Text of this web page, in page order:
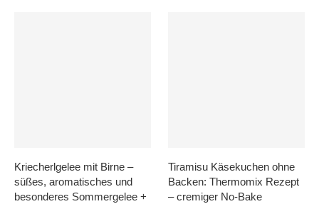
Kriecherlgelee mit Birne –
süßes, aromatisches und
besonderes Sommergelee +
Tiramisu Käsekuchen ohne
Backen: Thermomix Rezept
– cremiger No-Bake